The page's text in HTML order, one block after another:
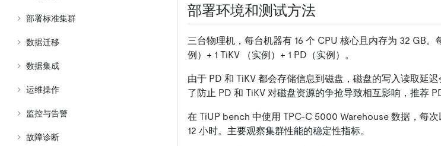
部署标准集群
数据迁移
数据集成
运维操作
监控与告警
故障诊断
部署环境和测试方法
三台物理机，每台机器有 16 个 CPU 核心且内存为 32 GB
例）+ 1 TiKV （实例）+ 1 PD（实例）。
由于 PD 和 TiKV 都会存储信息到磁盘，磁盘的写入读取延
了防止 PD 和 TiKV 对磁盘资源的争抢导致相互影响，推荐
在 TiUP bench 中使用 TPC-C 5000 Warehouse 数据，每次
12 小时。主要观察集群性能的稳定性指标。